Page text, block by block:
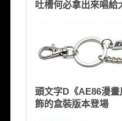
吐槽何必拿出來唱給
頭文字D《AE86漫
飾的盒裝版本登場